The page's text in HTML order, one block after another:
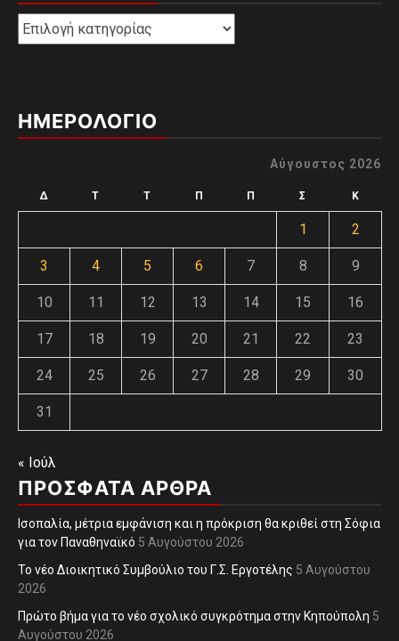
Kατηγορίες
ΗΜΕΡΟΛΟΓΙΟ
Αύγουστος 2026
Δ Τ Τ Π Π Σ Κ
1 2
3 4 5 6 7 8 9
10 11 12 13 14 15 16
17 18 19 20 21 22 23
24 25 26 27 28 29 30
31
« Ιούλ
ΠΡΌΣΦΑΤΑ ΆΡΘΡΑ
Ισοπαλία, μέτρια εμφάνιση και η πρόκριση θα κριθεί στη Σόφια
για τον Παναθηναϊκό 5 Αυγούστου 2026
Το νέο Διοικητικό Συμβούλιο του Γ.Σ. Εργοτέλης 5 Αυγούστου
2026
Πρώτο βήμα για το νέο σχολικό συγκρότημα στην Κηπούπολη 5
Αυγούστου 2026